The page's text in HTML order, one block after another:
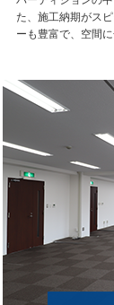
た、施工納期がス
ーも豊富で、空間